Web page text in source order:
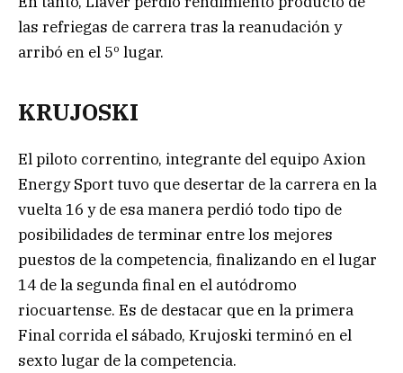
las refriegas de carrera tras la reanudación y
arribó en el 5º lugar.
KRUJOSKI
El piloto correntino, integrante del equipo Axion
Energy Sport tuvo que desertar de la carrera en la
vuelta 16 y de esa manera perdió todo tipo de
posibilidades de terminar entre los mejores
puestos de la competencia, finalizando en el lugar
14 de la segunda final en el autódromo
riocuartense. Es de destacar que en la primera
Final corrida el sábado, Krujoski terminó en el
sexto lugar de la competencia.